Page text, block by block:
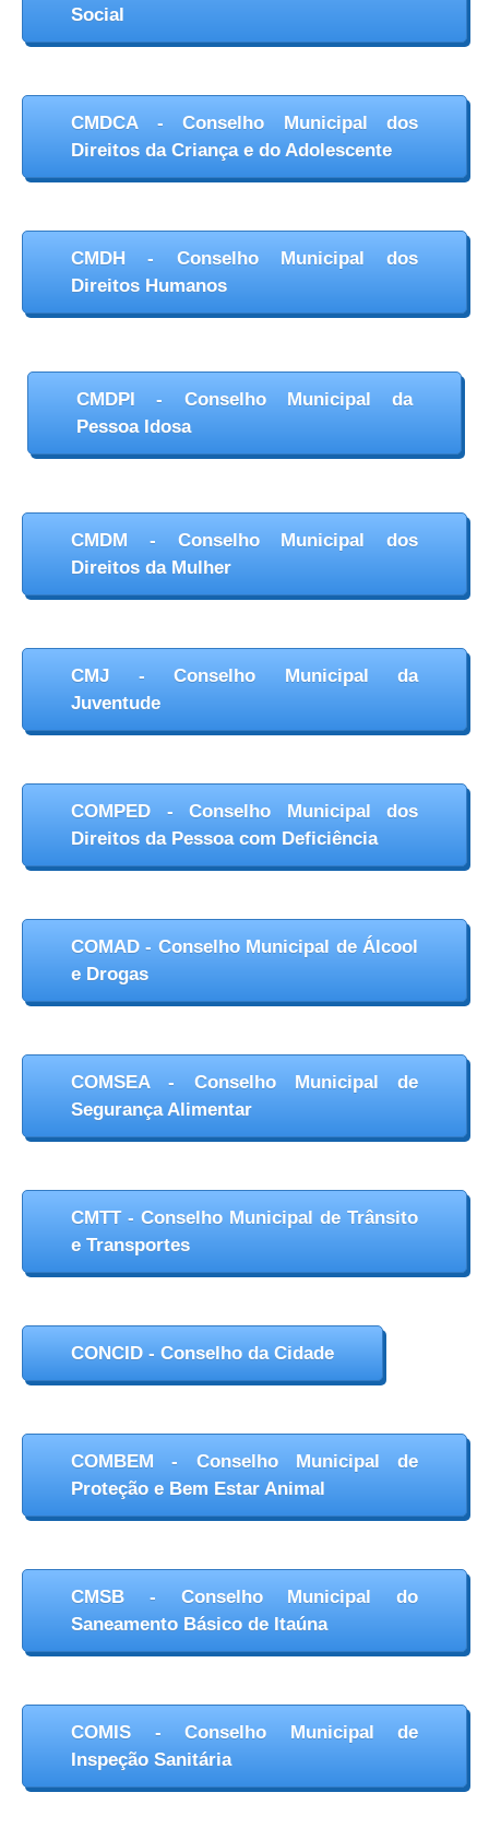
Social
CMDCA - Conselho Municipal dos
Direitos da Criança e do Adolescente
CMDH - Conselho Municipal dos
Direitos Humanos
CMDPI - Conselho Municipal da
Pessoa Idosa
CMDM - Conselho Municipal dos
Direitos da Mulher
CMJ - Conselho Municipal da
Juventude
COMPED - Conselho Municipal dos
Direitos da Pessoa com Deficiência
COMAD - Conselho Municipal de Álcool
e Drogas
COMSEA - Conselho Municipal de
Segurança Alimentar
CMTT - Conselho Municipal de Trânsito
e Transportes
CONCID - Conselho da Cidade
COMBEM - Conselho Municipal de
Proteção e Bem Estar Animal
CMSB - Conselho Municipal do
Saneamento Básico de Itaúna
COMIS - Conselho Municipal de
Inspeção Sanitária